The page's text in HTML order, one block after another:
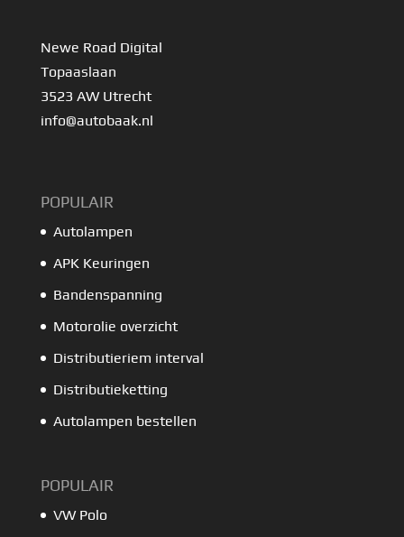
Newe Road Digital
Topaaslaan
3523 AW Utrecht
info@autobaak.nl
POPULAIR
Autolampen
APK Keuringen
Bandenspanning
Motorolie overzicht
Distributieriem interval
Distributieketting
Autolampen bestellen
POPULAIR
VW Polo